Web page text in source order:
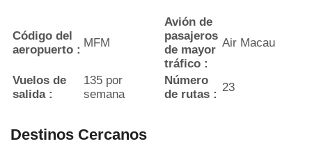
Código del
aeropuerto :
MFM
Avión de
pasajeros
de mayor
tráfico :
Air Macau
Vuelos de
salida :
135 por
semana
Número
de rutas :
23
Destinos Cercanos